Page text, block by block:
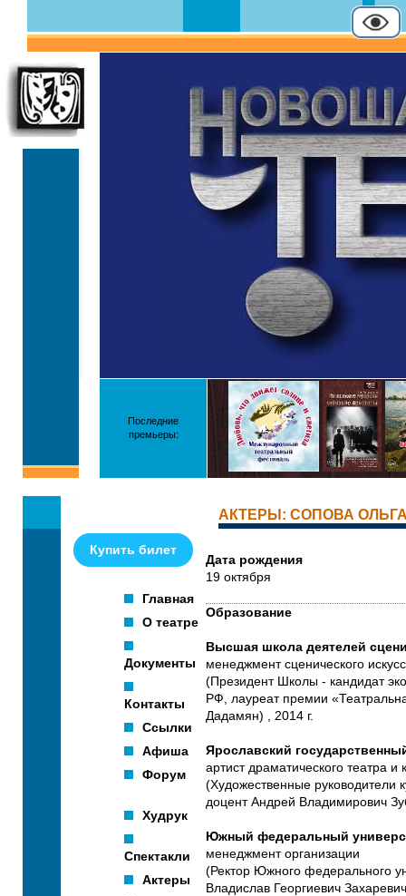
Последние
премьеры:
АКТЕРЫ: СОПОВА
Купить билет
Главная
О театре
Документы
Контакты
Ссылки
Афиша
Форум
Худрук
Спектакли
Актеры
Дата рождения
19 октября
Образование
Высшая школа деятелей
менеджмент сценического
(Президент Школы - кандидат
РФ, лауреат премии
Дадамян) , 2014 г.
Ярославский
артист драматического театра и
(Художественные руководители
доцент Андрей Владимирович
Южный федеральный
менеджмент организации
(Ректор Южного федерального
Владислав Георгиевич